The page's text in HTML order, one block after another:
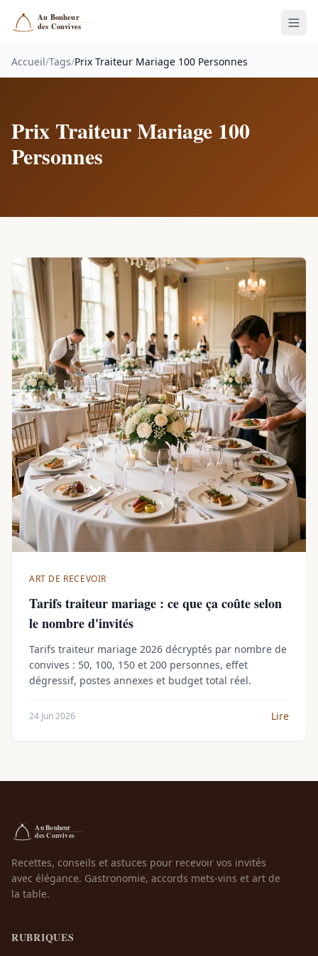
Accueil/Tags/Prix Traiteur Mariage 100 Personnes
Prix Traiteur Mariage 100
Personnes
ART DE RECEVOIR
Tarifs traiteur mariage : ce que ça coûte selon
le nombre d'invités
Tarifs traiteur mariage 2026 décryptés par nombre de
convives : 50, 100, 150 et 200 personnes, effet
dégressif, postes annexes et budget total réel.
24 Jun 2026 Lire
Recettes, conseils et astuces pour recevoir vos invités
avec élégance. Gastronomie, accords mets-vins et art de
la table.
RUBRIQUES